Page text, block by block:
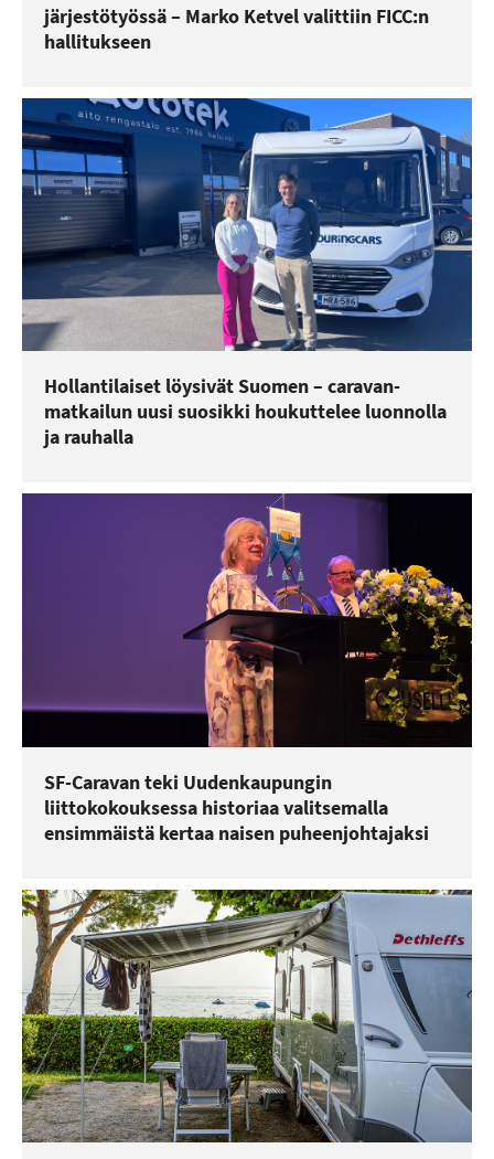
järjestötyössä – Marko Ketvel valittiin FICC:n
hallitukseen
Hollantilaiset löysivät Suomen – caravan-
matkailun uusi suosikki houkuttelee luonnolla
ja rauhalla
SF-Caravan teki Uudenkaupungin
liittokokouksessa historiaa valitsemalla
ensimmäistä kertaa naisen puheenjohtajaksi